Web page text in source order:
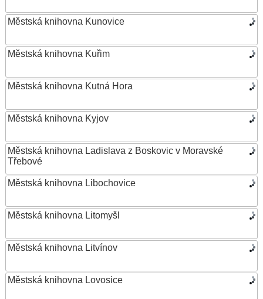
Městská knihovna Kunovice
Městská knihovna Kuřim
Městská knihovna Kutná Hora
Městská knihovna Kyjov
Městská knihovna Ladislava z Boskovic v Moravské
Třebové
Městská knihovna Libochovice
Městská knihovna Litomyšl
Městská knihovna Litvínov
Městská knihovna Lovosice